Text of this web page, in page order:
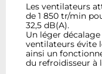
Les ventilateurs
de 1 850 tr/min
32,5 dB(A).
Un léger
ventilateurs évite
ainsi un
du refroidisseur à